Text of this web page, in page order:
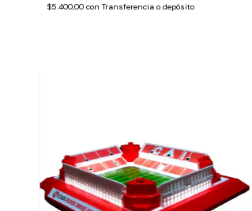
$5.400,00con Transferencia o depósito